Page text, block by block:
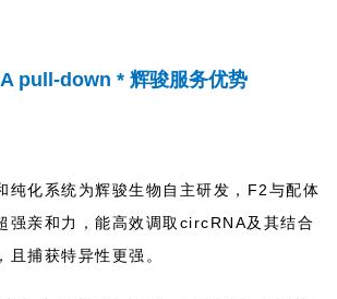
pull-down * 辉骏服务优势
纯化系统为辉骏生物自主研发，F2与配体
强亲和力，能高效调取circRNA及其结合
且捕获特异性更强。